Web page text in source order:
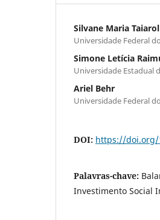
Silvane Maria Taiarol
Universidade Federal
Simone Letícia
Universidade Estadual
Ariel Behr
Universidade Federal
DOI: https://doi.org/
Palavras-chave:
Investimento Social